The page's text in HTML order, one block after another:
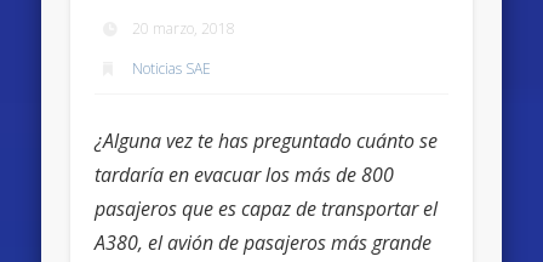
20 marzo, 2018
Noticias SAE
¿Alguna vez te has preguntado cuánto se
tardaría en evacuar los más de 800
pasajeros que es capaz de transportar el
A380, el avión de pasajeros más grande